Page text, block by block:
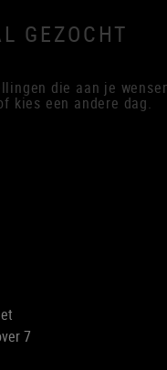
GEZOCHT
die aan je
kies een andere dag.
7